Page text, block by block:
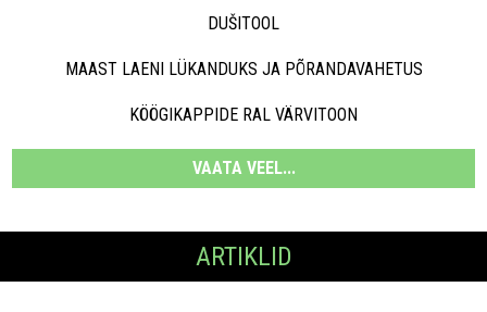
DUŠITOOL
MAAST LAENI LÜKANDUKS JA PÕRANDAVAHETUS
KÖÖGIKAPPIDE RAL VÄRVITOON
VAATA VEEL...
ARTIKLID